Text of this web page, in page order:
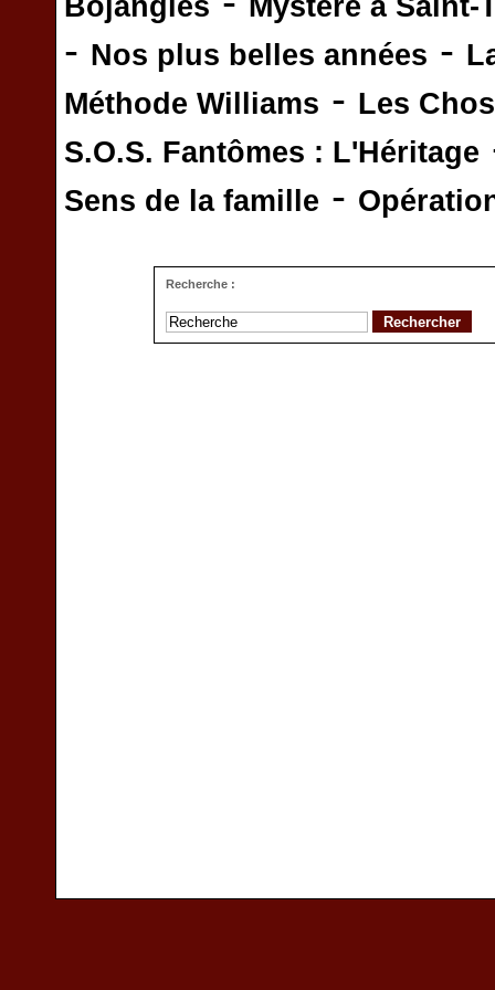
Bojangles Mystère à Saint-
- Nos plus belles années -
Méthode Williams - Les
S.O.S. Fantômes : L'Héritage
Sens de la famille -
Recherche :